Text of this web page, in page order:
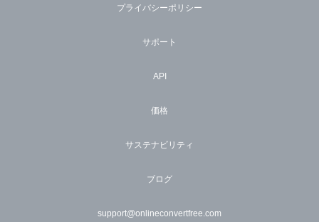
プライバシーポリシー
サポート
API
価格
サステナビリティ
ブログ
support@onlineconvertfree.com